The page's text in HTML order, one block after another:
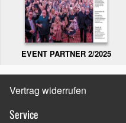
EVENT PARTNER 2/2025
Vertrag widerrufen
Service